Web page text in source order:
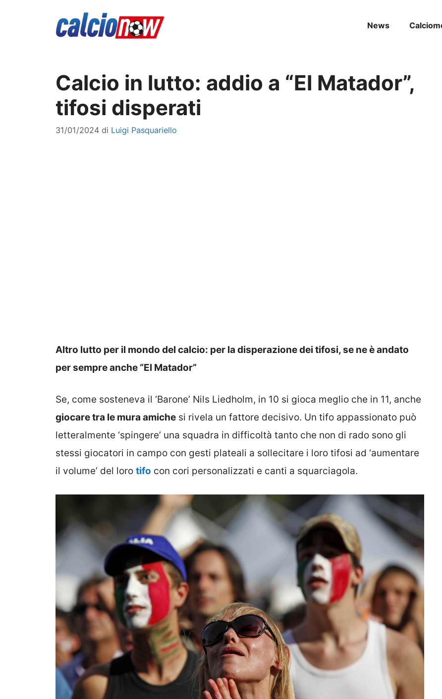
News
Calcio in lutto: addio a “El Matador”,
tifosi disperati
31/01/2024 di Luigi Pasquariello
Altro lutto per il mondo del calcio: per la disperazione dei tifosi, se ne è andato
per sempre anche “El Matador”
Se, come sosteneva il ‘Barone’ Nils Liedholm, in 10 si gioca meglio che in 11, anche
giocare tra le mura amiche si rivela un fattore decisivo. Un tifo appassionato può
letteralmente ‘spingere’ una squadra in difficoltà tanto che non di rado sono gli
stessi giocatori in campo con gesti plateali a sollecitare i loro tifosi ad ‘aumentare
il volume’ del loro tifo con cori personalizzati e canti a squarciagola.